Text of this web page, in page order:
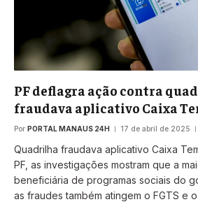
PF deflagra ação contra
fraudava aplicativo Caixa
Por PORTAL MANAUS 24H 17 de abril de 2025
Quadrilha fraudava aplicativo Caixa
PF, as investigações mostram que a
beneficiária de programas sociais do
as fraudes também atingem o FGTS e